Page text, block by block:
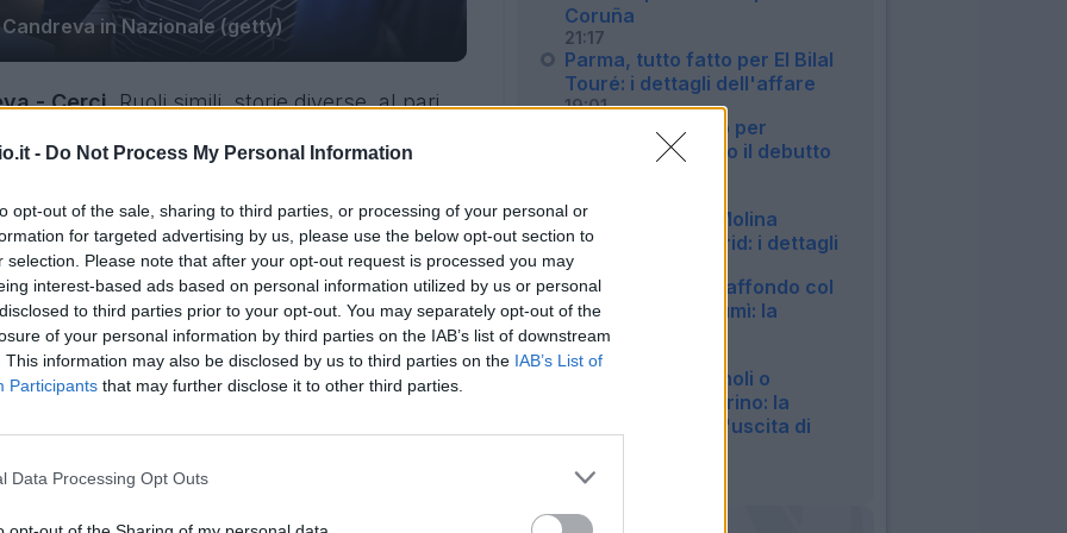
- Do Not Process My Personal Information
opt-out of the sale, sharing to third parties, or processing of your personal or
for targeted advertising by us, please use the below opt-out section to
selection. Please note that after your opt-out request is processed you may
interest-based ads based on personal information utilized by us or personal
to third parties prior to your opt-out. You may separately opt-out of the
of your personal information by third parties on the IAB’s list of downstream
This information may also be disclosed by us to third parties on the IAB’s List of
Participants that may further disclose it to other third parties.
Data Processing Opt Outs
Candreva in Nazionale (getty)
- Cerci. Ruoli simili, storie diverse, al pari
Ma tutti e tre legati da un filo invisibile,
e Lazio: ma andiamo per ordine.
è in vacanza Adriano Galliani) è scoppiato
rossonero ha ricevuto la comunicazione
più El Shaarawy, anche se gli manca
ve lo rimandiamo a gennaio", diceva,
Furente il dirigente rossonero, che già
visto sfumare all'ultimo l'affare
. Per il faraone niente spazio sulla sinistra,
giocare alle stelle: ecco perchè Galliani ha
disposto a spendere altrettanto per
Coruña
21:17
Parma, tutto fatto per El Bilal
Touré: i dettagli dell'affare
19:01
Genoa, infortunio per
Meichtry: a rischio il debutto
Roma, fatta per Molina
dall'Atletico Madrid: i dettagli
18:04
Juventus, nuovo affondo col
Bologna per Lucumì: la
situazione
16:17
Atalanta, Romagnoli o
Kristensen nel mirino: la
situazione dopo l'uscita di
14:10